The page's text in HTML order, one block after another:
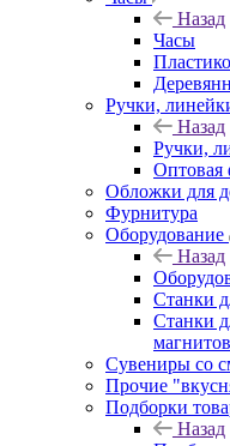
Назад
Часы
Ручки,
Назад
Ручки,
Оптовая
Обложки для
Фурнитура
Оборудование
Назад
Станки
Станки
магнитов
Сувениры со
Прочие
Подборки
Назад